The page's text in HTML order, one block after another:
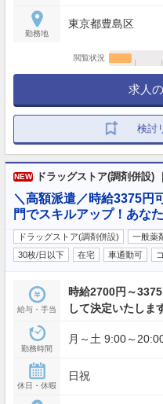
勤務地
東京都豊島区
閲覧状況
求人
検討
NEW ドラッグストア(調剤併設)
＼高額派遣／時給3375円
門でスキルアップ！あな
ドラッグストア(調剤併設) 一般薬
30枚/日以下
在宅 車通勤可
給与・手当
時給2700円～
して決定いたしま
勤務時間
月～土 9:00～
休日・休暇
日祝